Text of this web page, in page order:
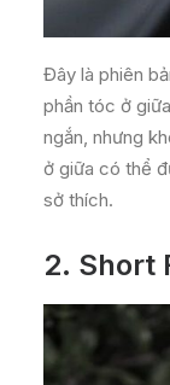
Đây là phiên
phần tóc ở
ngắn, nhưng
ở giữa có thể
sở thích.
2. Short